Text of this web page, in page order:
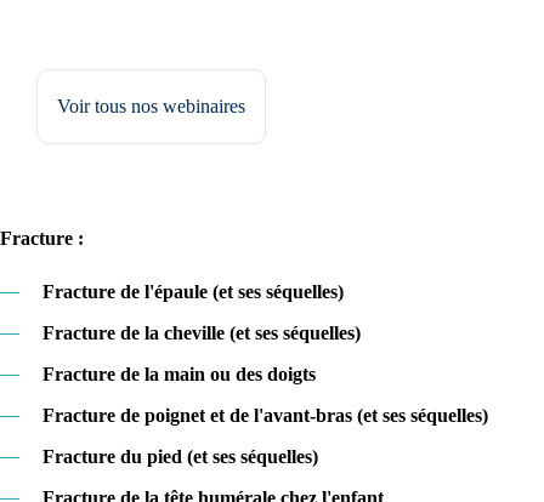
Voir tous nos webinaires
Fracture :
—
Fracture de l'épaule (et ses séquelles)
—
Fracture de la cheville (et ses séquelles)
—
Fracture de la main ou des doigts
—
Fracture de poignet et de l'avant-bras (et ses séquelles)
—
Fracture du pied (et ses séquelles)
—